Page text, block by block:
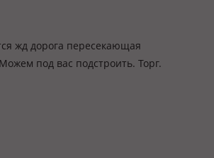
жд дорога пересекающая
под вас подстроить. Торг.